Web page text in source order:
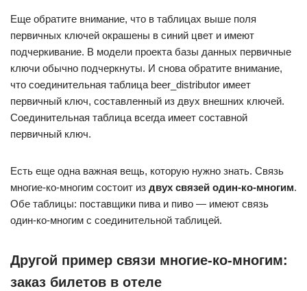
Еще обратите внимание, что в таблицах выше поля
первичных ключей окрашены в синий цвет и имеют
подчеркивание. В модели проекта базы данных первичные
ключи обычно подчеркнуты. И снова обратите внимание,
что соединительная таблица beer_distributor имеет
первичный ключ, составленный из двух внешних ключей.
Соединительная таблица всегда имеет составной
первичный ключ.
Есть еще одна важная вещь, которую нужно знать. Связь
многие-ко-многим состоит из двух связей один-ко-многим.
Обе таблицы: поставщики пива и пиво — имеют связь
один-ко-многим с соединительной таблицей.
Другой пример связи многие-ко-многим:
заказ билетов в отеле